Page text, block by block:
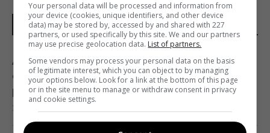
НОВОСТИ МИРА
Атака дронов на Москву: аналитики
оценили эффективность работы
российской ПВО
23:39 четверг, 06 августа 2026
Your personal data will be processed and information from
your device (cookies, unique identifiers, and other device
data) may be stored by, accessed by and shared with 227
partners, or used specifically by this site. We and our partners
may use precise geolocation data. List of partners.
Some vendors may process your personal data on the basis
of legitimate interest, which you can object to by managing
your options below. Look for a link at the bottom of this page
or in the site menu to manage or withdraw consent in privacy
and cookie settings.